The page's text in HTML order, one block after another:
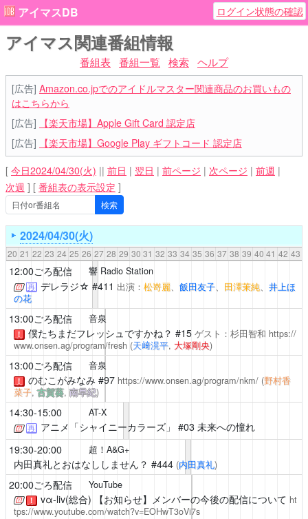
アイマスDB ログイン状態の確認
アイマス関連番組情報
番組表 番組一覧 検索 ヘルプ
[広告] Amazon.co.jpでのアイドルマスター関連商品のお買いもの
はこちらから
[広告]
【楽天市場】Apple Gift Card 認定店
[広告]
【楽天市場】Google Play ギフトコード 認定店
[ 今日2024/04/30(火) || 前日 | 翌日 | 前ページ | 次ページ | 前週 |
次週 ] [ 番組表の表示設定 ]
2024/04/30(火)
20 21 22 23 24 25 26 27 28 29 30 31 32 33 34 35 36 37 38 39 40 41 42 43
12:00ごろ配信 響 Radio Station
再 デレラジ☆ #411 出演： 松嵜麗、 飯田友子、 田澤茉純、 井上ほ
の花
13:00ごろ配信 音泉
！ 僕たちまだフレッシュですかね？ #15 ゲスト：杉田智和 https://
www.onsen.ag/program/fresh (天﨑滉平, 大塚剛央)
13:00ごろ配信 音泉
！ のむこがみなみ #97 https://www.onsen.ag/program/nkm/ (野村香
菜子,古賀葵,南早紀)
14:30-15:00 AT-X
再 アニメ「シャイニーカラーズ」 #03 未来への憧れ
19:30-20:00
超！A&G+
内田真礼とおはなししません？ #444 (内田真礼)
20:00ごろ配信 YouTube
！ vα-liv(総合) 【お知らせ】メンバーの今後の配信について ht
tps://www.youtube.com/watch?v=EOHwT3oVi7s